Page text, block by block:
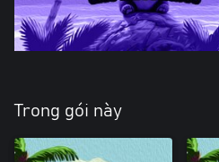
Trong gói này